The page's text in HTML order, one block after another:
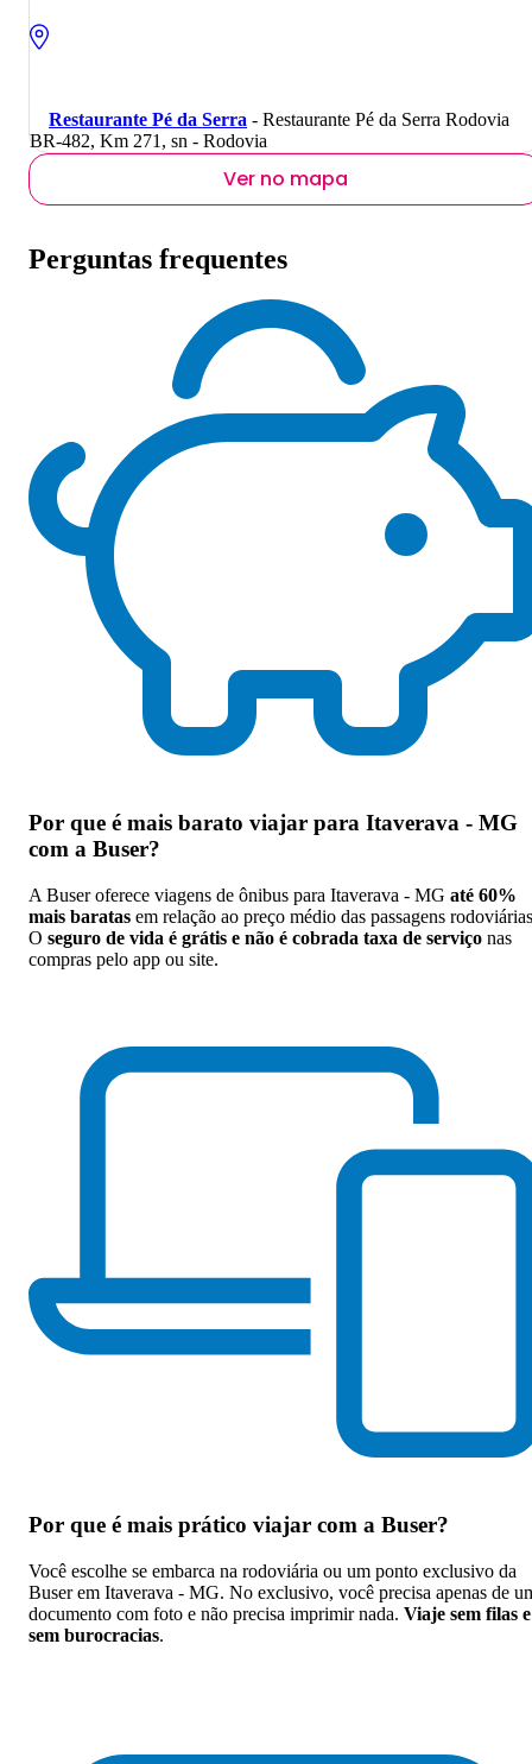
Restaurante Pé da Serra - Restaurante Pé da Serra Rodovia
BR-482, Km 271, sn - Rodovia
Ver no mapa
Perguntas frequentes
Por que é mais barato viajar para Itaverava - MG
com a Buser?
A Buser oferece viagens de ônibus para Itaverava - MG até 60%
mais baratas em relação ao preço médio das passagens
O seguro de vida é grátis e não é cobrada taxa de serviço nas
compras pelo app ou site.
Por que é mais prático viajar com a Buser?
Você escolhe se embarca na rodoviária ou um ponto exclusivo da
Buser em Itaverava - MG. No exclusivo, você precisa apenas de
documento com foto e não precisa imprimir nada. Viaje sem filas e
sem burocracias.